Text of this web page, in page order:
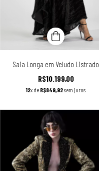
Saia Longa em Veludo Listrado
R$10.199,00
12x de R$849,92sem juros